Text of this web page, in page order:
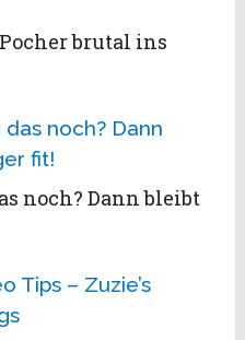
brutal ins
noch? Dann bleibt